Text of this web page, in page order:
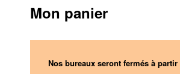
Mon panier
Nos bureaux seront fermés à